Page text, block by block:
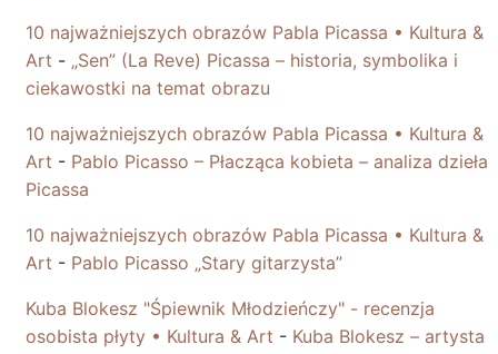
10 najważniejszych obrazów Pabla Picassa • Kultura &
Art - „Sen” (La Reve) Picassa – historia, symbolika i
ciekawostki na temat obrazu
10 najważniejszych obrazów Pabla Picassa • Kultura &
Art - Pablo Picasso – Płacząca kobieta – analiza dzieła
Picassa
10 najważniejszych obrazów Pabla Picassa • Kultura &
Art - Pablo Picasso „Stary gitarzysta”
Kuba Blokesz "Śpiewnik Młodzieńczy" - recenzja
osobista płyty • Kultura & Art - Kuba Blokesz – artysta